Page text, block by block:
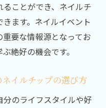
ことができ、ネイルチ
ます。ネイルイベント
要な情報源となってお
絶好の機会です。
イルチップの選び方
のライフスタイルや好